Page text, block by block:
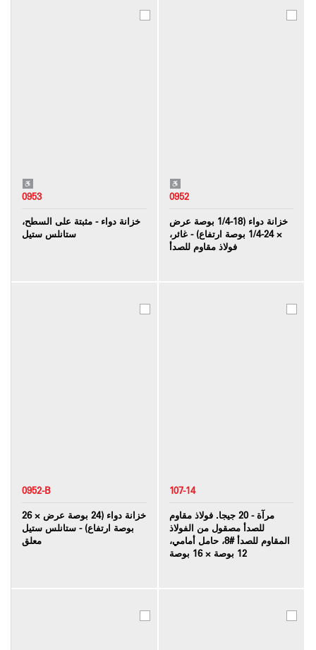
0953
خزانة دواء - مثبتة على السطح،
ستانلس ستيل
0952
خزانة دواء (18-1/4 بوصة عرض
× 24-1/4 بوصة ارتفاع) - غائر،
فولاذ مقاوم للصدأ
0952-B
خزانة دواء (24 بوصة عرض × 26
بوصة ارتفاع) - ستانلس ستيل
معلق
107-14
مرآة - 20 جيجا. فولاذ مقاوم
للصدأ مصقول من الفولاذ
المقاوم للصدأ #8، حامل أمامي،
12 بوصة × 16 بوصة